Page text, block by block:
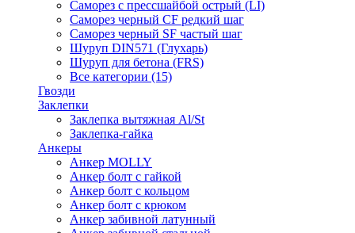
Саморез с прессшайбой острый (LI)
Саморез черный CF редкий шаг
Саморез черный SF частый шаг
Шуруп DIN571 (Глухарь)
Шуруп для бетона (FRS)
Все категории (15)
Гвозди
Заклепки
Заклепка вытяжная Al/St
Заклепка-гайка
Анкеры
Анкер MOLLY
Анкер болт с гайкой
Анкер болт с кольцом
Анкер болт с крюком
Анкер забивной латунный